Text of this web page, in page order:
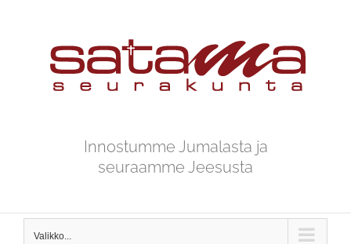
Innostumme Jumalasta ja
seuraamme Jeesusta
Valikko...